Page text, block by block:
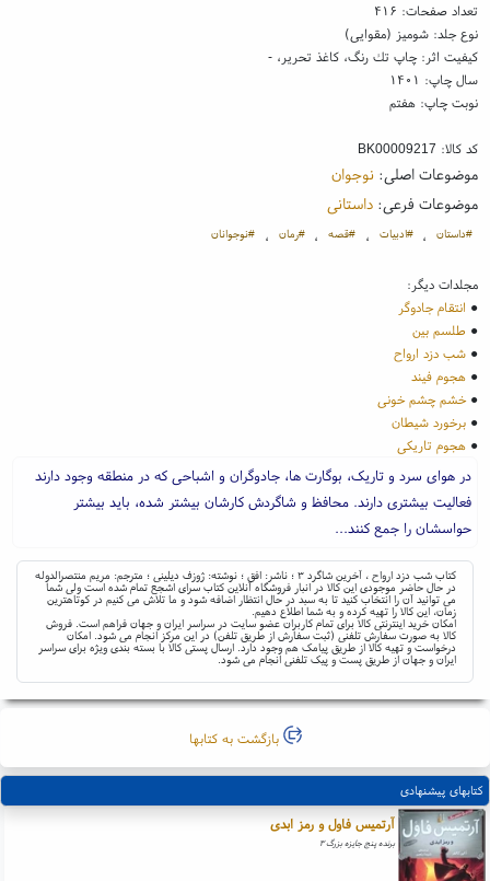
تعداد صفحات: ۴۱۶
نوع جلد: شومیز (مقوایی)
کیفیت اثر: چاپ تك رنگ، کاغذ تحریر، -
سال چاپ: ۱۴۰۱
نوبت چاپ: هفتم
کد کالا: BK00009217
موضوعات اصلی:نوجوان
موضوعات فرعی:داستانی
#داستان ، #ادبیات ، #قصه ، #رمان ، #نوجوانان
مجلدات دیگر:
● انتقام جادوگر
● طلسم بین
●شب دزد ارواح
●هجوم فیند
●خشم چشم خونی
●برخورد شیطان
●هجوم تاریکی
در هوای سرد و تاریک، بوگارت ها، جادوگران و اشباحی که در منطقه وجود دارند
فعالیت بیشتری دارند. محافظ و شاگردش کارشان بیشتر شده، باید بیشتر
حواسشان را جمع کنند...
کتاب شب دزد ارواح ، آخرین شاگرد ۳ ؛ ناشر: افق ؛ نوشته: ژوزف دیلینی ؛ مترجم: مریم منتصرالدوله
در حال حاضر موجودی این کالا در انبار فروشگاه آنلاین کتاب سرای اشجع تمام شده است ولی شما
می توانید آن را انتخاب کنید تا به سبد در حال انتظار اضافه شود و ما تلاش می کنیم در کوتاهترین
زمان، این کالا را تهیه کرده و به شما اطلاع دهیم.
امکان خرید اینترنتی کالا برای تمام کاربران عضو سایت در سراسر ایران و جهان فراهم است. فروش
کالا به صورت سفارش تلفنی (ثبت سفارش از طریق تلفن) در این مرکز انجام می شود. امکان
درخواست و تهیه کالا از طریق پیامک هم وجود دارد. ارسال پستی کالا با بسته بندی ویژه برای سراسر
ایران و جهان از طریق پست و پیک تلفنی انجام می شود.
بازگشت به کتابها
کتابهای پیشنهادی
آرتمیس فاول و رمز ابدی
برنده پنج جایزه بزرگ ۳